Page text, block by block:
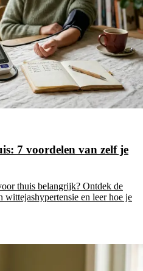
7 voordelen van zelf je
thuis belangrijk? Ontdek de
en leer hoe je